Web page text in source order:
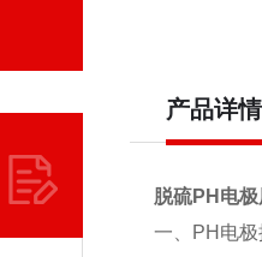
产品详情
脱硫PH电
一、PH电